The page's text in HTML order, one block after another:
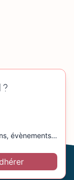
?
évènements…